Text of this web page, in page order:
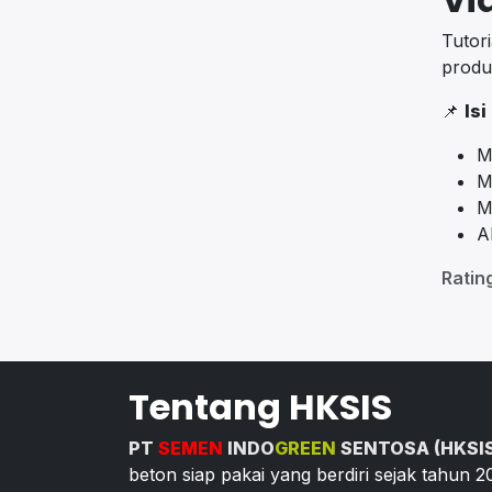
📌 Isi
Tentang HKSIS
PT SEMEN INDOGREEN SENTOSA
beton siap pakai yang berdiri sejak tahun